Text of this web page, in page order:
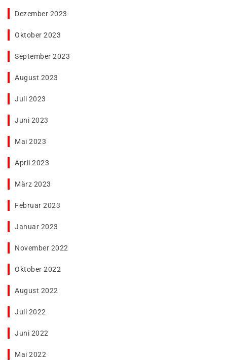
Dezember 2023
Oktober 2023
September 2023
August 2023
Juli 2023
Juni 2023
Mai 2023
April 2023
März 2023
Februar 2023
Januar 2023
November 2022
Oktober 2022
August 2022
Juli 2022
Juni 2022
Mai 2022